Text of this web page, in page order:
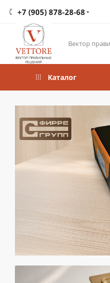
+7 (905) 878-28-68
Вектор
Каталог